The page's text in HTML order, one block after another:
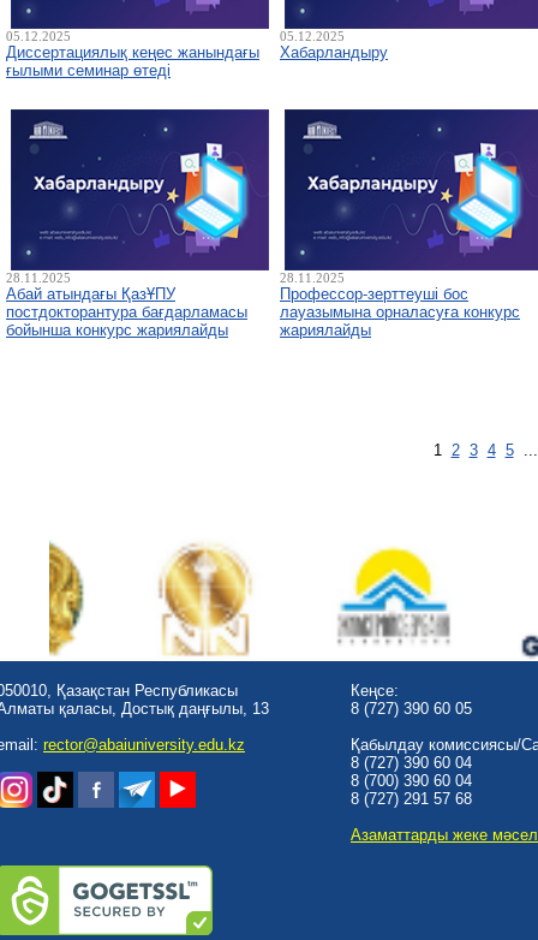
05.12.2025
Диссертациялық кеңес жанындағы
ғылыми семинар өтеді
05.12.2025
Хабарландыру
28.11.2025
Абай атындағы ҚазҰПУ
постдокторантура бағдарламасы
бойынша конкурс жариялайды
28.11.2025
Профессор-зерттеуші бос
лауазымына орналасуға конкурс
жариялайды
1 2 3 4 5
Қазақстан Республикасы
қаласы, Достық даңғылы, 13
rector@abaiuniversity.edu.kz
Кеңсе:
8 (727) 390 60 05
Қабылдау комиссиясы/
8 (727) 390 60 04
8 (700) 390 60 04
8 (727) 291 57 68
Азаматтарды жеке